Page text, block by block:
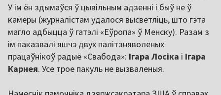
У ім ён здымаўся ў цывільным адзенні і быў не ў
камеры (журналістам удалося высветліць, што гэта
магло адбыцца ў гатэлі «Еўропа» ў Менску). Разам з
ім паказвалі яшчэ двух палітзняволеных
працаўнікоў радыё «Свабода»: Ігара Лосіка і Ігара
Карнея. Усе трое пакуль не вызваленыя.